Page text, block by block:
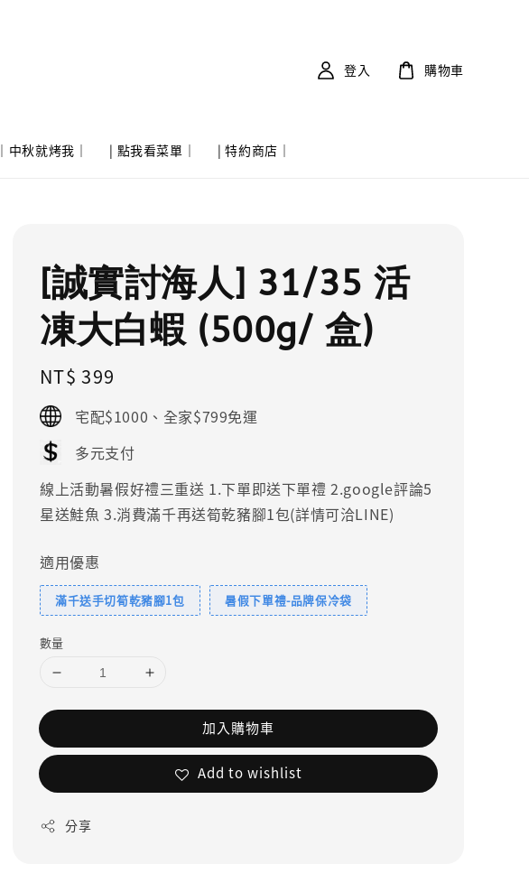
｜中秋就烤我｜ | 點我看菜單｜ | 特約商店｜
登入 購物車
[誠實討海人] 31/35 活
凍大白蝦 (500g/ 盒)
Regular
price
NT$ 399
宅配$1000、全家$799免運
多元支付
線上活動暑假好禮三重送 1.下單即送下單禮 2.google評論5
星送鮭魚 3.消費滿千再送筍乾豬腳1包(詳情可洽LINE)
適用優惠
滿千送手切筍乾豬腳1包 暑假下單禮-品牌保冷袋
數量
加入購物車
Add to wishlist
分享